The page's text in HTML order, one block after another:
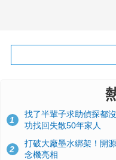
1
找了半輩子求助偵探都
功找回失散50年家人
2
打破大廠墨水綁架！開
念機亮相